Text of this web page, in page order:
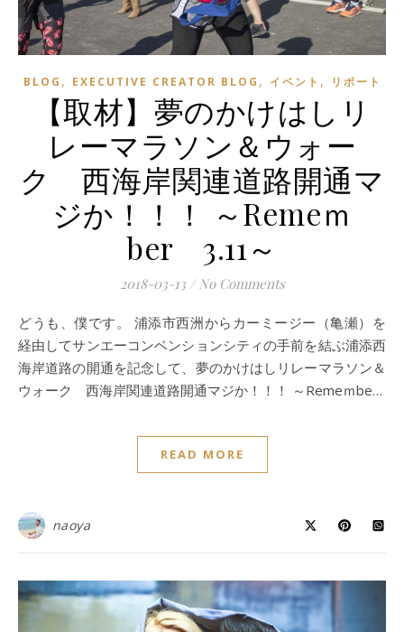
BLOG , EXECUTIVE CREATOR BLOG , イベント , リポート
【取材】夢のかけはしリ
レーマラソン＆ウォー
ク 西海岸関連道路開通マ
ジか！！！ ～Remeｍ
ber 3.11～
2018-03-13 / No Comments
どうも、僕です。 浦添市西洲からカーミージー（亀瀬）を
経由してサンエーコンベンションシティの手前を結ぶ浦添西
海岸道路の開通を記念して、夢のかけはしリレーマラソン＆
ウォーク 西海岸関連道路開通マジか！！！ ～Remeｍbe…
READ MORE
naoya